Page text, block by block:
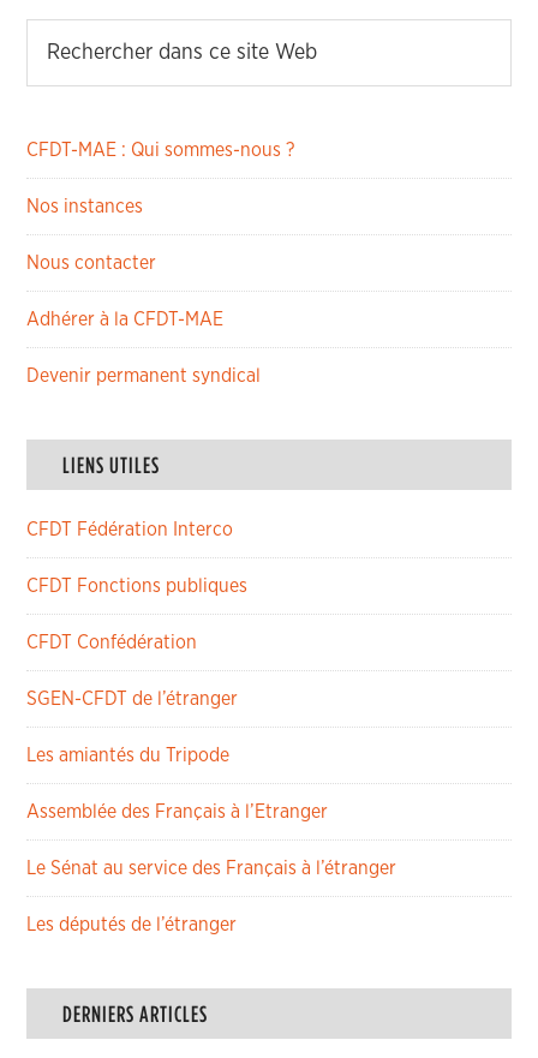
CFDT-MAE : Qui sommes-nous ?
Nos instances
Nous contacter
Adhérer à la CFDT-MAE
Devenir permanent syndical
LIENS UTILES
CFDT Fédération Interco
CFDT Fonctions publiques
CFDT Confédération
SGEN-CFDT de l’étranger
Les amiantés du Tripode
Assemblée des Français à l’Etranger
Le Sénat au service des Français à l’étranger
Les députés de l’étranger
DERNIERS ARTICLES